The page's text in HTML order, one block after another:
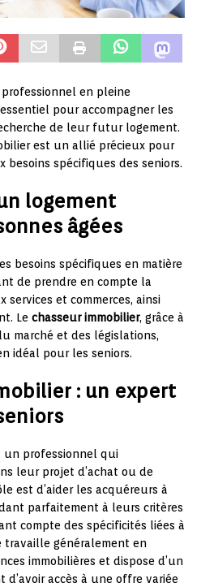
en pleine
pour accompagner les
de leur futur logement.
est un allié précieux pour
spécifiques des seniors.
logement
âgées
besoins spécifiques en matière
de prendre en compte la
services et commerces, ainsi
Le chasseur immobilier, grâce à
marché et des législations,
idéal pour les seniors.
: un expert
professionnel qui
leur projet d’achat ou de
est d’aider les acquéreurs à
parfaitement à leurs critères
compte des spécificités liées à
travaille généralement en
immobilières et dispose d’un
accès à une offre variée